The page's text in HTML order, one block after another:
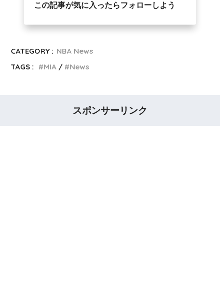
この記事が気に入ったらフォローしよう
CATEGORY : NBA News
TAGS :
MIA News
スポンサーリンク